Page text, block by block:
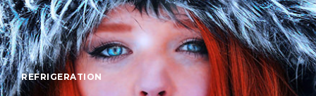
REFRIGERATION